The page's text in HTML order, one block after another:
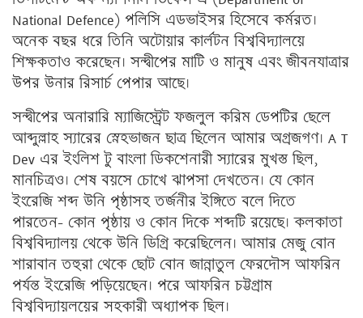
National Defence) পলিসি এডভাইসর হিসেবে কর্মরত।
অনেক বছর ধরে তিনি অটোয়ার কার্লটন বিশ্ববিদ্যালয়ে
শিক্ষকতাও করেছেন। সন্দ্বীপের মাটি ও মানুষ এবং জীবনযাত্রার
উপর উনার রিসার্চ পেপার আছে।
সন্দ্বীপের অনারারি ম্যাজিস্ট্রেট ফজলুল করিম ডেপটির ছেলে
আব্দুল্লাহ স্যারের স্নেহভাজন ছাত্র ছিলেন আমার অগ্রজগণ। A T
Dev এর ইংলিশ টু বাংলা ডিকশেনারী স্যারের মুখস্ত ছিল,
মানচিত্রও। শেষ বয়সে চোখে ঝাপসা দেখতেন। যে কোন
ইংরেজি শব্দ উনি পৃষ্ঠাসহ তর্জনীর ইঙ্গিতে বলে দিতে
পারতেন- কোন পৃষ্ঠায় ও কোন দিকে শব্দটি রয়েছে। কলকাতা
বিশ্ববিদ্যালয় থেকে উনি ডিগ্রি করেছিলেন। আমার মেজু বোন
শারাবান তহুরা থেকে ছোট বোন জান্নাতুল ফেরদৌস আফরিন
পর্যন্ত ইংরেজি পড়িয়েছেন। পরে আফরিন চট্টগ্রাম
বিশ্ববিদ্যায়লয়ের সহকারী অধ্যাপক ছিল।